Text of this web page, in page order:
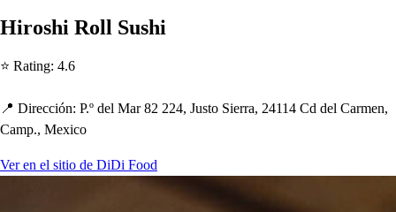
Hiroshi Roll Sushi
⭐ Rating: 4.6
📍 Dirección: P.º del Mar 82 224, Justo Sierra, 24114 Cd del Carmen,
Camp., Mexico
Ver en el sitio de DiDi Food